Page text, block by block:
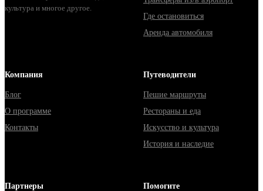
культура и многое другое.
Где остановиться
Аренда автомобиля
Компания
Блог
О программе
Контакты
Путеводители
Пешие маршруты
Рестораны и еда
Искусство и культура
История и наследие
Партнеры Помогите